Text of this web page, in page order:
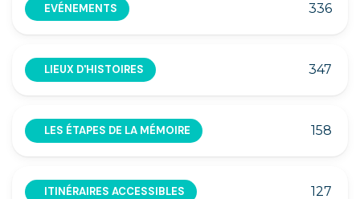
EVÉNEMENTS 336
LIEUX D'HISTOIRES 347
LES ÉTAPES DE LA MÉMOIRE 158
ITINÉRAIRES ACCESSIBLES 127